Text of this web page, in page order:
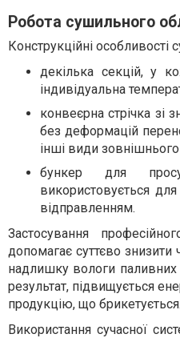
Робота сушильного
Конструкційні особливості
декілька секцій, у
індивідуальна
конвеєрна стрічка зі
без деформацій
інші види
бункер для
використовується
відправленням.
Застосування
допомагає суттєво знизити
надлишку вологи паливних
результат, підвищується
продукцію, що брикетується.
Використання сучасної